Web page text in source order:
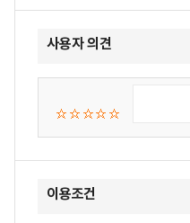
사용자 의견
이용조건